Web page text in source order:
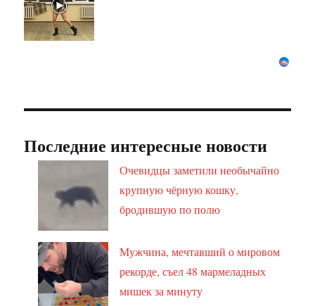
Последние интересные новости
Очевидцы заметили необычайно
крупную чёрную кошку,
бродившую по полю
Мужчина, мечтавший о мировом
рекорде, съел 48 мармеладных
мишек за минуту